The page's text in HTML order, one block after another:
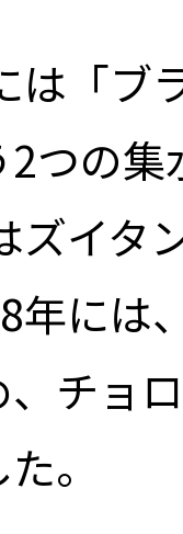
「ブ
2つの
ズイタ
年には
チョ
。